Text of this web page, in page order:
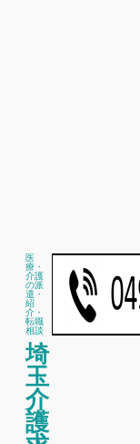
医
療・
介護
の派
遣・
紹
介・
転職
相談
埼
玉
介
護